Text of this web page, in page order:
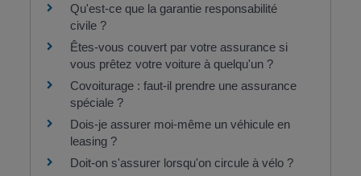
Qu'est-ce que la garantie responsabilité
civile ?
Êtes-vous couvert par votre assurance si
vous prêtez votre voiture à quelqu'un ?
Covoiturage : faut-il prendre une assurance
spéciale ?
Dois-je assurer moi-même un véhicule en
leasing ?
Doit-on s'assurer lorsqu'on circule à vélo ?